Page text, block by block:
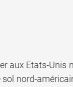
aux Etats-Unis
nord-